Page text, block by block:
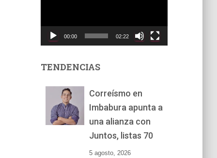
t
00:00 02:22
TENDENCIAS
Correísmo en
Imbabura apunta a
una alianza con
Juntos, listas 70
5 agosto, 2026